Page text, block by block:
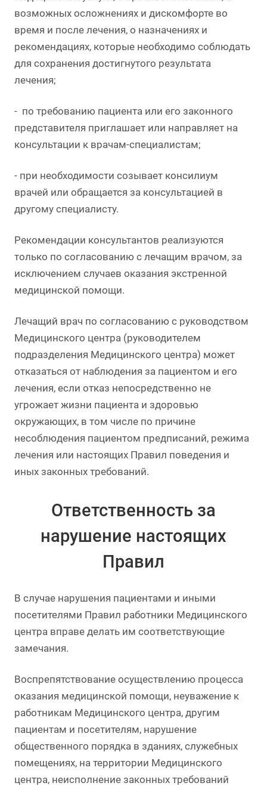
возможных осложнениях и дискомфорте во
время и после лечения, о назначениях и
рекомендациях, которые необходимо соблюдать
для сохранения достигнутого результата
лечения;
- по требованию пациента или его законного
представителя приглашает или направляет на
консультации к врачам-специалистам;
- при необходимости созывает консилиум
врачей или обращается за консультацией в
другому специалисту.
Рекомендации консультантов реализуются
только по согласованию с лечащим врачом, за
исключением случаев оказания экстренной
медицинской помощи.
Лечащий врач по согласованию с руководством
Медицинского центра (руководителем
подразделения Медицинского центра) может
отказаться от наблюдения за пациентом и его
лечения, если отказ непосредственно не
угрожает жизни пациента и здоровью
окружающих, в том числе по причине
несоблюдения пациентом предписаний, режима
лечения или настоящих Правил поведения и
иных законных требований.
Ответственность за
нарушение настоящих
Правил
В случае нарушения пациентами и иными
посетителями Правил работники Медицинского
центра вправе делать им соответствующие
замечания.
Воспрепятствование осуществлению процесса
оказания медицинской помощи, неуважение к
работникам Медицинского центра, другим
пациентам и посетителям, нарушение
общественного порядка в зданиях, служебных
помещениях, на территории Медицинского
центра, неисполнение законных требований